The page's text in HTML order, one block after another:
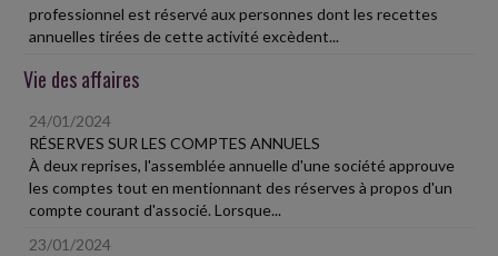
professionnel est réservé aux personnes dont les recettes
annuelles tirées de cette activité excèdent...
Vie des affaires
24/01/2024
RÉSERVES SUR LES COMPTES ANNUELS
À deux reprises, l'assemblée annuelle d'une société approuve
les comptes tout en mentionnant des réserves à propos d'un
compte courant d'associé. Lorsque...
23/01/2024